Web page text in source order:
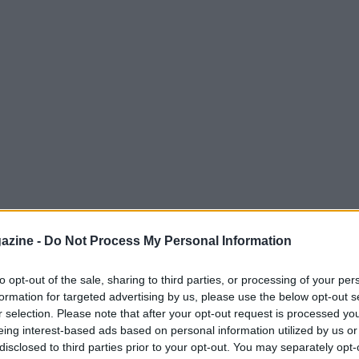
- Do Not Process My Personal Information
opt-out of the sale, sharing to third parties, or processing of your
for targeted advertising by us, please use the below opt-out
selection. Please note that after your opt-out request is processed
interest-based ads based on personal information utilized by us
to third parties prior to your opt-out. You may separately
Video o, anche, YouTube. I
obiettivi molto differenti tra loro:
campioni, infatti, sono state rilasciate